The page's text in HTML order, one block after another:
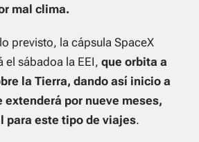
mal clima.
previsto, la cápsula SpaceX
el sábadoa la EEI, que orbita a
la Tierra, dando así inicio a
extenderá por nueve meses,
para este tipo de viajes.